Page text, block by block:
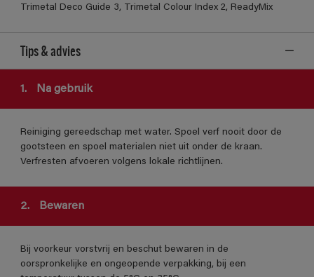
Trimetal Deco Guide 3, Trimetal Colour Index 2, ReadyMix
Tips & advies
1. Na gebruik
Reiniging gereedschap met water. Spoel verf nooit door de
gootsteen en spoel materialen niet uit onder de kraan.
Verfresten afvoeren volgens lokale richtlijnen.
2. Bewaren
Bij voorkeur vorstvrij en beschut bewaren in de
oorspronkelijke en ongeopende verpakking, bij een